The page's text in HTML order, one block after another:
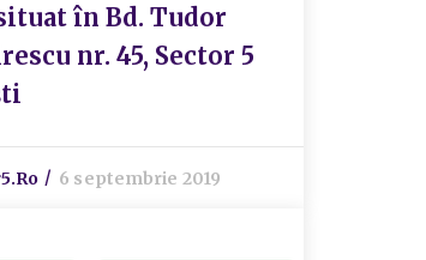
în Bd. Tudor
nr. 45, Sector 5
6 septembrie 2019